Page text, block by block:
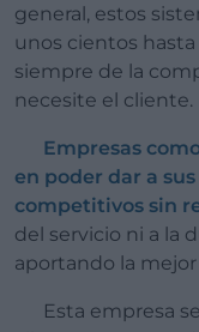
general, estos
unos cientos
siempre de la
necesite el cliente.
Empresas como TurnX ponen especial esfuerzo
en poder dar a
competitivos sin
del servicio ni a la
aportando la
Esta empresa se destaca por aportar a sus